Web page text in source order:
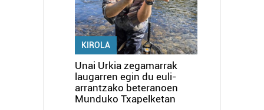
KIROLA
Unai Urkia zegamarrak
laugarren egin du euli-
arrantzako beteranoen
Munduko Txapelketan